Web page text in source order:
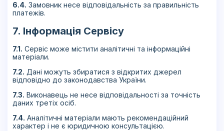
6.4. Замовник несе відповідальність за правильність
платежів.
7. Інформація Сервісу
7.1. Сервіс може містити аналітичні та інформаційні
матеріали.
7.2. Дані можуть збиратися з відкритих джерел
відповідно до законодавства України.
7.3. Виконавець не несе відповідальності за точність
даних третіх осіб.
7.4. Аналітичні матеріали мають рекомендаційний
характер і не є юридичною консультацією.